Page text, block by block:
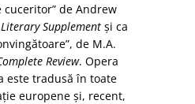
cuceritor” de Andrew
Supplementși ca
de M.A.
Review. Opera
este tradusă în toate
europene și, recent,